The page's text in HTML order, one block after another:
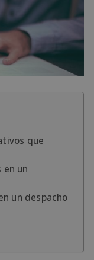
que
un
un despacho